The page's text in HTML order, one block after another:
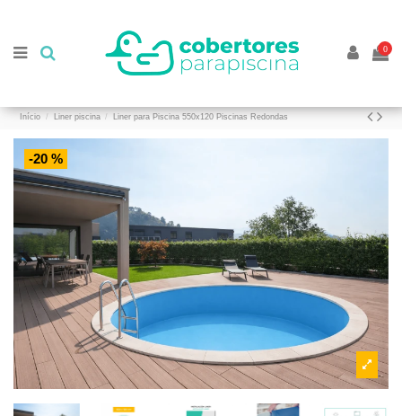
0
Início Liner piscina Liner para Piscina 550x120 Piscinas Redondas
-20 %